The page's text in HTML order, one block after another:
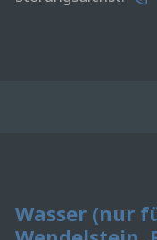
Wasser (nur